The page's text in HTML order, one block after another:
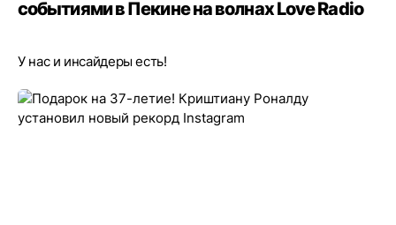
событиями в Пекине на волнах Love Radio
У нас и инсайдеры есть!